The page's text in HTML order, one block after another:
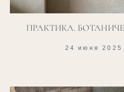
ПРАКТИКА.
24 июня 2025